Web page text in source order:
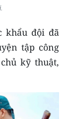
khẩu đội đã
tập công
kỹ thuật,